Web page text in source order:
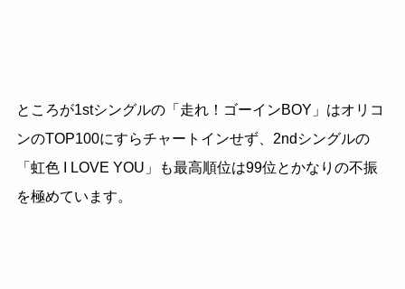
ところが1stシングルの「走れ！ゴーインBOY 」はオリコ
ンのTOP100にすらチャートインせず、 2nd シングルの
「虹色
I LOVE YOU 」も最高順位は99位とかなりの不振
を極めています。